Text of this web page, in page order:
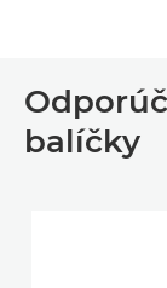
balíčky